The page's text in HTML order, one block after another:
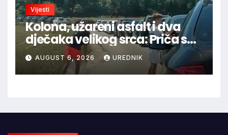
Vijesti
Kolona, užareni asfalt i dva
dječaka velikog srca: Priča s
granice oduševila regiju
AUGUST 6, 2026 UREDNIK